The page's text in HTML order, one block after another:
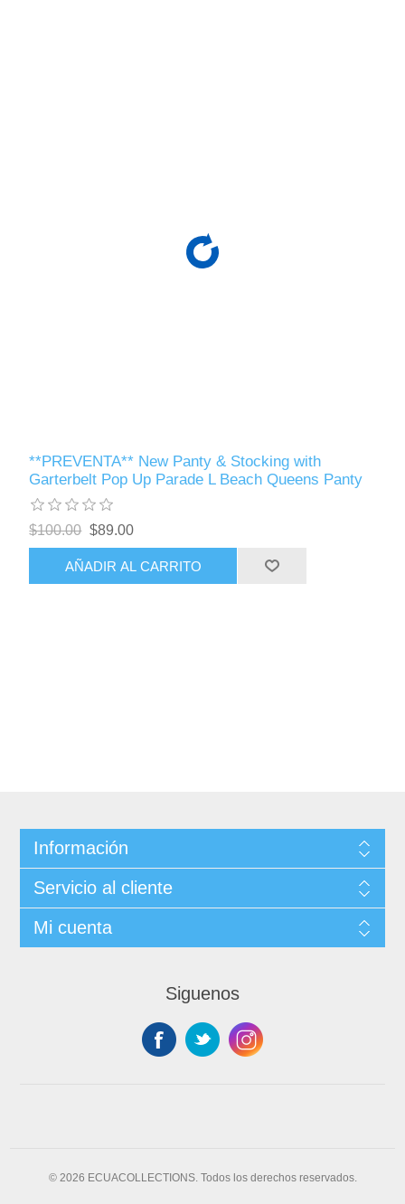
**PREVENTA** New Panty & Stocking with
Garterbelt Pop Up Parade L Beach Queens Panty
$100.00 $89.00
AÑADIR AL CARRITO
Información
Servicio al cliente
Mi cuenta
Siguenos
© 2026 ECUACOLLECTIONS. Todos los derechos reservados.